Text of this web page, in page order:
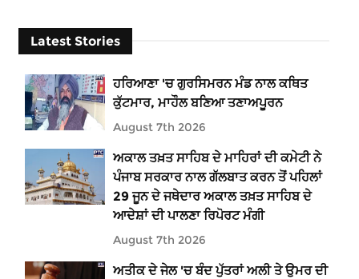
Latest Stories
ਹਰਿਆਣਾ 'ਚ ਗੁਰਸਿਮਰਨ ਮੰਡ ਨਾਲ ਕਥਿਤ
ਕੁੱਟਮਾਰ, ਮਾਹੌਲ ਬਣਿਆ ਤਣਾਅਪੂਰਨ
August 7th 2026
ਅਕਾਲ ਤਖ਼ਤ ਸਾਹਿਬ ਦੇ ਮਾਹਿਰਾਂ ਦੀ ਕਮੇਟੀ ਨੇ
ਪੰਜਾਬ ਸਰਕਾਰ ਨਾਲ ਗੱਲਬਾਤ ਕਰਨ ਤੋਂ ਪਹਿਲਾਂ
29 ਜੂਨ ਦੇ ਜਥੇਦਾਰ ਅਕਾਲ ਤਖ਼ਤ ਸਾਹਿਬ ਦੇ
ਆਦੇਸ਼ਾਂ ਦੀ ਪਾਲਣਾ ਰਿਪੋਰਟ ਮੰਗੀ
August 7th 2026
ਅਤੀਕ ਦੇ ਜੇਲ 'ਚ ਬੰਦ ਪੁੱਤਰਾਂ ਅਲੀ ਤੇ ਉਮਰ ਦੀ